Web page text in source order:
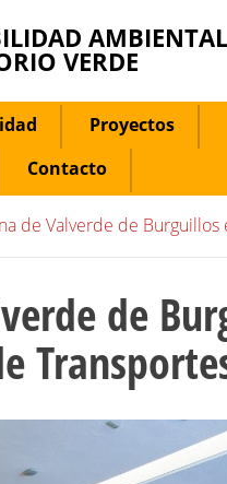
VERDE
Proyectos
Contacto
de Valverde de Burguillos
de